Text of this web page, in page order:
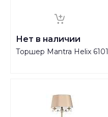
Нет в наличии
Торшер Mantra Helix 6101